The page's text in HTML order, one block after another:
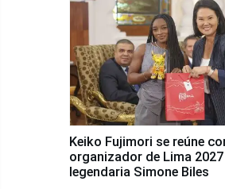
Keiko Fujimori se reúne
organizador de Lima
legendaria Simone Biles